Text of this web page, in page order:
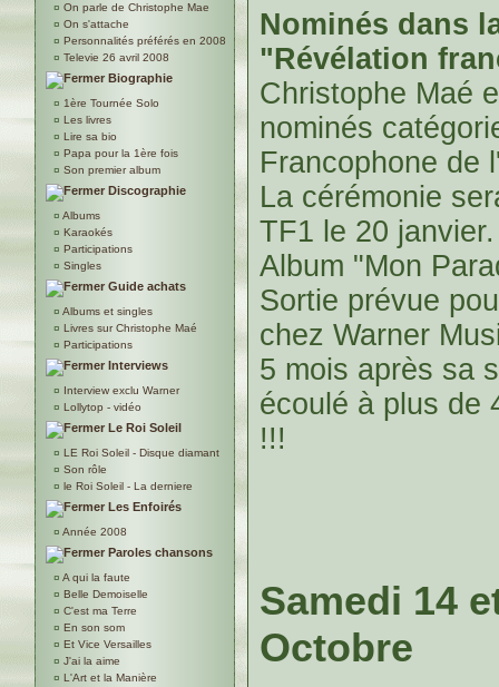
¤ On parle de Christophe Mae
¤ On s'attache
¤ Personnalités préférés en 2008
¤ Televie 26 avril 2008
Biographie
¤ 1ère Tournée Solo
¤ Les livres
¤ Lire sa bio
¤ Papa pour la 1ère fois
¤ Son premier album
Discographie
¤ Albums
¤ Karaokés
¤ Participations
¤ Singles
Guide achats
¤ Albums et singles
¤ Livres sur Christophe Maé
¤ Participations
Interviews
¤ Interview exclu Warner
¤ Lollytop - vidéo
Le Roi Soleil
¤ LE Roi Soleil - Disque diamant
¤ Son rôle
¤ le Roi Soleil - La derniere
Les Enfoirés
¤ Année 2008
Paroles chansons
¤ A qui la faute
¤ Belle Demoiselle
¤ C'est ma Terre
¤ En son som
¤ Et Vice Versailles
¤ J'ai la aime
¤ L'Art et la Manière
Nominés dans
"Révélation
Christophe Maé
nominés
Francophone de
La cérémonie
TF1 le 20 janvier.
Album "Mon
Sortie prévue
chez Warner
5 mois après sa
écoulé à plus de
!!!
Samedi 14
Octobre